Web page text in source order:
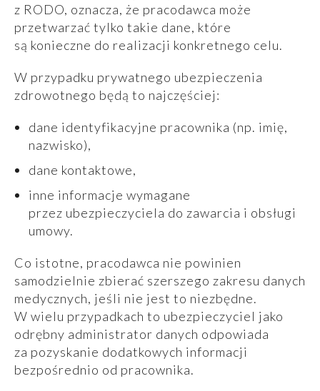
z RODO, oznacza, że pracodawca może
przetwarzać tylko takie dane, które
są konieczne do realizacji konkretnego celu.
W przypadku prywatnego ubezpieczenia
zdrowotnego będą to najczęściej:
dane identyfikacyjne pracownika (np. imię,
nazwisko),
dane kontaktowe,
inne informacje wymagane
przez ubezpieczyciela do zawarcia i obsługi
umowy.
Co istotne, pracodawca nie powinien
samodzielnie zbierać szerszego zakresu danych
medycznych, jeśli nie jest to niezbędne.
W wielu przypadkach to ubezpieczyciel jako
odrębny administrator danych odpowiada
za pozyskanie dodatkowych informacji
bezpośrednio od pracownika.